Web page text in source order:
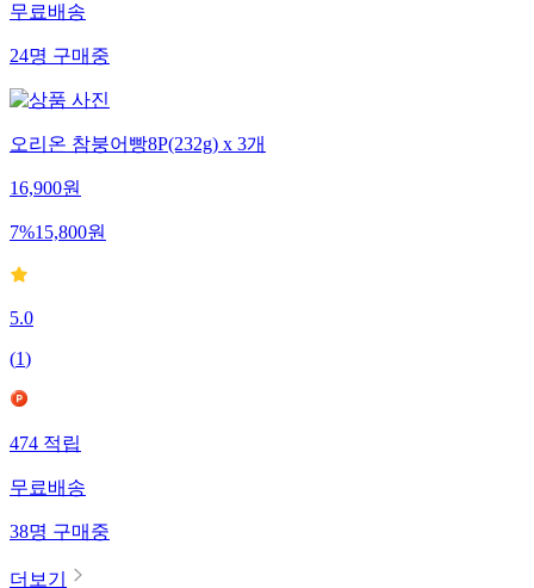
무료배송
24명구매중
오리온 참붕어빵8P(232g) x 3개
16,900원
7%15,800원
5.0
(1)
474적립
무료배송
38명구매중